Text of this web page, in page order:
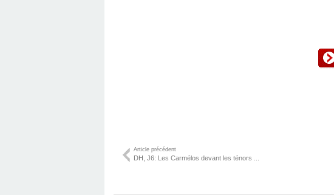
Article précédent
DH, J6: Les Carmélos devant les ténors ...